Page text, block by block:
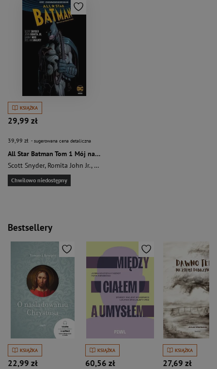
KSIĄŻKA
29,99 zł
39,99 zł - sugerowana cena detaliczna
All Star Batman Tom 1 Mój największy wróg
Scott Snyder, Romita John Jr., Miki Danny
Chwilowo niedostępny
Bestsellery
KSIĄŻKA
22,99 zł
KSIĄŻKA
60,56 zł
KSIĄŻKA
27,69 zł